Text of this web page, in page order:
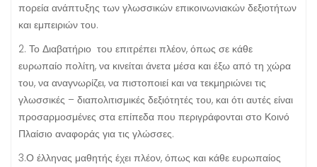
πορεία ανάπτυξης των γλωσσικών επικοινωνιακών δεξιοτήτων
και εμπειριών του.
2. Το Διαβατήριο του επιτρέπει πλέον, όπως σε κάθε
ευρωπαίο πολίτη, να κινείται άνετα μέσα και έξω από τη χώρα
του, να αναγνωρίζει, να πιστοποιεί και να τεκμηριώνει τις
γλωσσικές – διαπολιτισμικές δεξιότητές του, και ότι αυτές είναι
προσαρμοσμένες στα επίπεδα που περιγράφονται στο Κοινό
Πλαίσιο αναφοράς για τις γλώσσες.
3.Ο έλληνας μαθητής έχει πλέον, όπως και κάθε ευρωπαίος